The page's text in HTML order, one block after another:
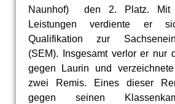
Naunhof) den 2. Platz. Mit
Leistungen verdiente er
Qualifikation zur
(SEM). Insgesamt verlor er nur
gegen Laurin und
zwei Remis. Eines dieser
gegen seinen